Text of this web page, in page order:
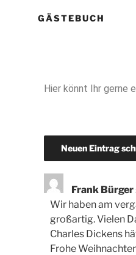
GÄSTEBUCH
Hier könnt Ihr gerne
Frank Bürger
Wir haben am
großartig. Vielen
Charles Dickens
Frohe